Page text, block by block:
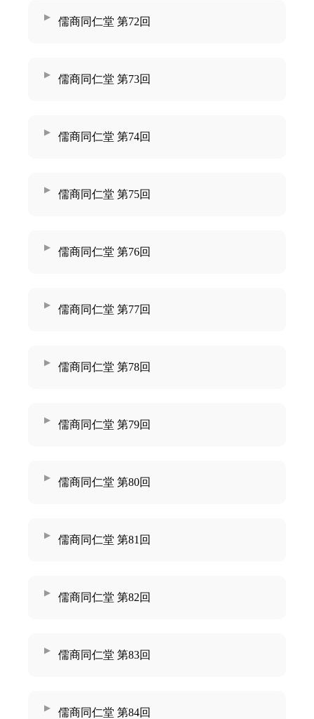
儒商同仁堂 第72回
儒商同仁堂 第73回
儒商同仁堂 第74回
儒商同仁堂 第75回
儒商同仁堂 第76回
儒商同仁堂 第77回
儒商同仁堂 第78回
儒商同仁堂 第79回
儒商同仁堂 第80回
儒商同仁堂 第81回
儒商同仁堂 第82回
儒商同仁堂 第83回
儒商同仁堂 第84回